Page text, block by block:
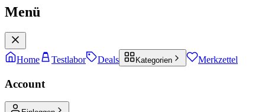
Menü
Home Testlabor Deals Kategorien Merkzettel
Account